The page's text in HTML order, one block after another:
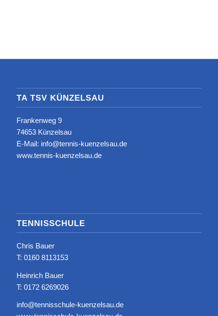
TA TSV KÜNZELSAU
Frankenweg 9
74653 Künzelsau
E-Mail: info@tennis-kuenzelsau.de
www.tennis-kuenzelsau.de
TENNISSCHULE
Chris Bauer
T: ‭0160 8113153‬
Heinrich Bauer
T: 0172 6269026
info@tennisschule-kuenzelsau.de